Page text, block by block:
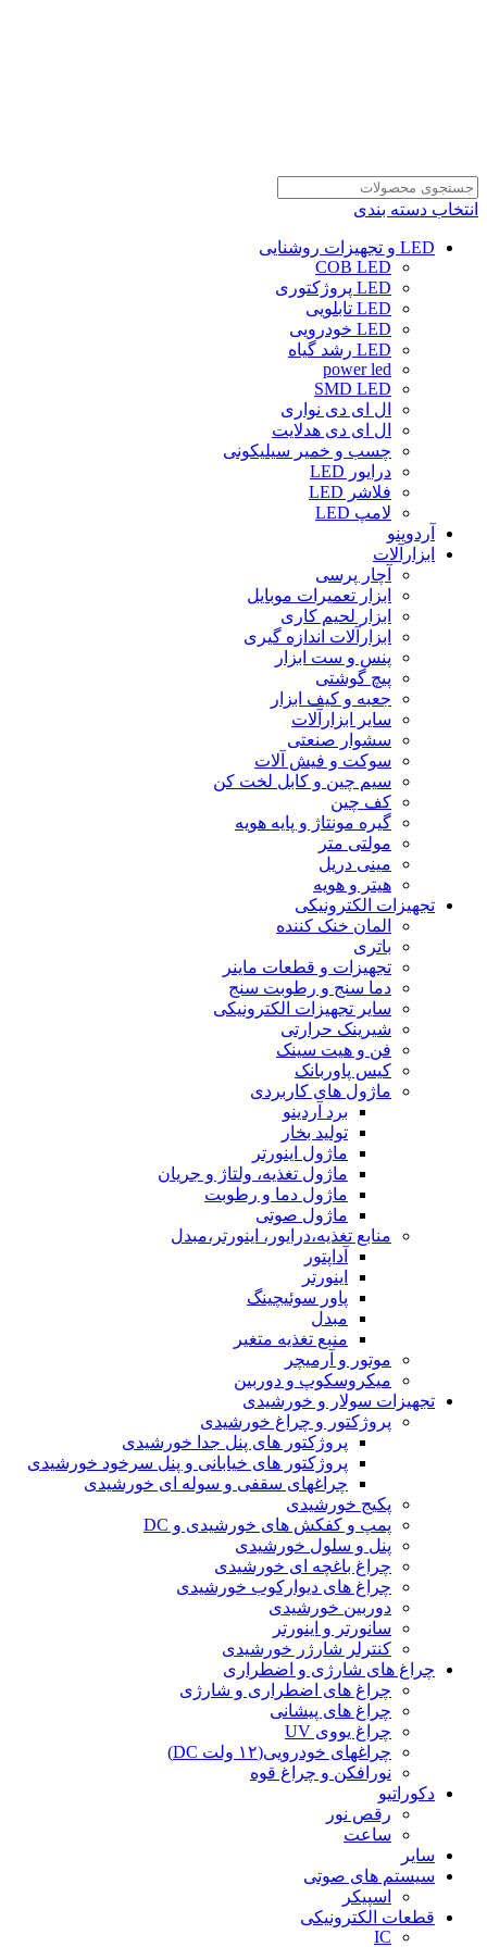
انتخاب دسته بندی
LED و تجهیزات روشنایی
COB LED
LED پروژکتوری
LED تابلویی
LED خودرویی
LED رشد گیاه
power led
SMD LED
ال ای دی نواری
ال ای دی هدلایت
چسب و خمیر سیلیکونی
درایور LED
فلاشر LED
لامپ LED
آردوینو
ابزارآلات
آچار پرسی
ابزار تعمیرات موبایل
ابزار لحیم کاری
ابزارآلات اندازه گیری
پنس و ست ابزار
پیچ گوشتی
جعبه و کیف ابزار
سایر ابزارآلات
سشوار صنعتی
سوکت و فیش آلات
سیم چین و کابل لخت کن
کف چین
گیره مونتاژ و پایه هویه
مولتی متر
مینی دریل
هیتر و هویه
تجهیزات الکترونیکی
المان خنک کننده
باتری
تجهیزات و قطعات ماینر
دما سنج و رطوبت سنج
سایر تجهیزات الکترونیکی
شیرینک حرارتی
فن و هیت سینک
کیس پاوربانک
ماژول های کاربردی
برد آردینو
تولید بخار
ماژول اینورتر
ماژول تغذیه، ولتاژ و جریان
ماژول دما و رطوبت
ماژول صوتی
منابع تغذیه،درایور، اینورتر،مبدل
آداپتور
اینورتر
پاور سوئیچینگ
مبدل
منبع تغذیه متغیر
موتور و آرمیچر
میکروسکوپ و دوربین
تجهیزات سولار و خورشیدی
پروژکتور و چراغ خورشیدی
پروژکتور های پنل جدا خورشیدی
پروژکتور های خیابانی و پنل سرخود خورشیدی
چراغهای سقفی و سوله ای خورشیدی
پکیج خورشیدی
پمپ و کفکش های خورشیدی و DC
پنل و سلول خورشیدی
چراغ باغچه ای خورشیدی
چراغ های دیوارکوب خورشیدی
دوربین خورشیدی
سانورتر و اینورتر
کنترلر شارژر خورشیدی
چراغ های شارژی و اضطراری
چراغ های اضطراری و شارژی
چراغ های پیشانی
چراغ یووی UV
چراغهای خودرویی(۱۲ ولت DC)
نورافکن و چراغ قوه
دکوراتیو
رقص نور
ساعت
سایر
سیستم های صوتی
اسپیکر
قطعات الکترونیکی
IC